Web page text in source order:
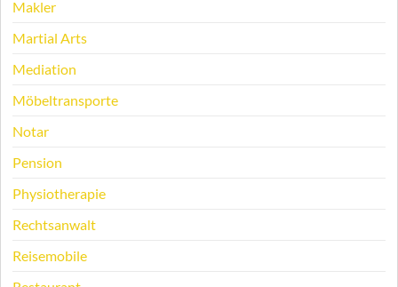
Makler
Martial Arts
Mediation
Möbeltransporte
Notar
Pension
Physiotherapie
Rechtsanwalt
Reisemobile